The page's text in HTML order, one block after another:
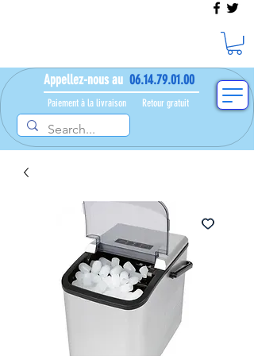
Appellez-nous au 06.14.79.01.00
Paiement à la livraison​ ​ Retour gratuit